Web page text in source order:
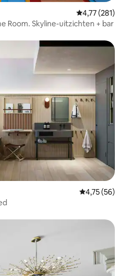
Gemiddelde
4,77 (281)
Room. Skyline-uitzichten + bar
Gemiddelde
4,75 (56)